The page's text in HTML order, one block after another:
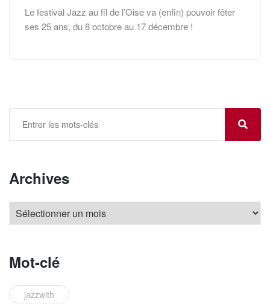
Le festival Jazz au fil de l’Oise va (enfin) pouvoir fêter
ses 25 ans, du 8 octobre au 17 décembre !
Archives
Mot-clé
jazzwith